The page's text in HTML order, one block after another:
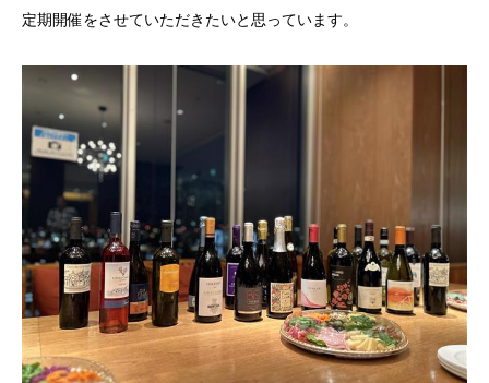
定期開催をさせていただきたいと思っています。